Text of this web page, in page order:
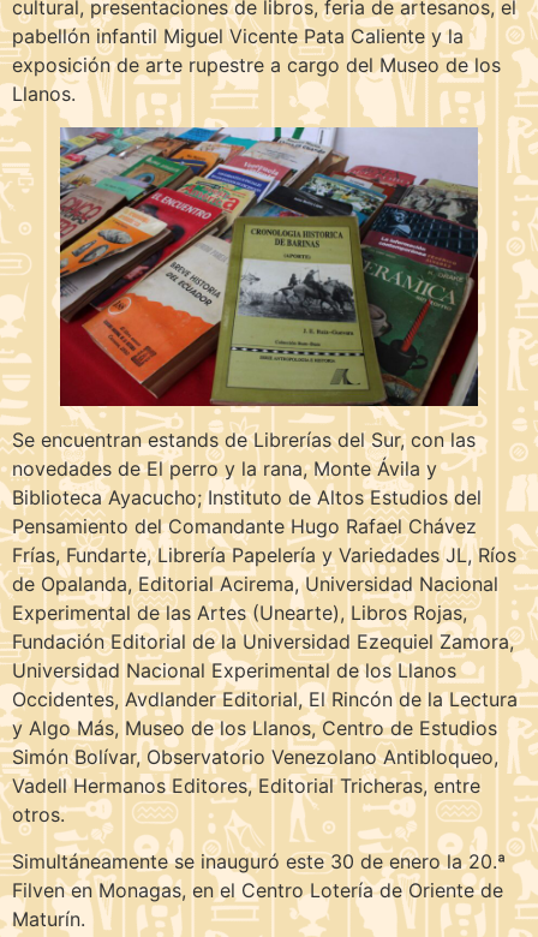
cultural, presentaciones de libros, feria de artesanos, el
pabellón infantil Miguel Vicente Pata Caliente y la
exposición de arte rupestre a cargo del Museo de los
Llanos.
Se encuentran estands de Librerías del Sur, con las
novedades de El perro y la rana, Monte Ávila y
Biblioteca Ayacucho; Instituto de Altos Estudios del
Pensamiento del Comandante Hugo Rafael Chávez
Frías, Fundarte, Librería Papelería y Variedades JL, Ríos
de Opalanda, Editorial Acirema, Universidad Nacional
Experimental de las Artes (Unearte), Libros Rojas,
Fundación Editorial de la Universidad Ezequiel Zamora,
Universidad Nacional Experimental de los Llanos
Occidentes, Avdlander Editorial, El Rincón de la Lectura
y Algo Más, Museo de los Llanos, Centro de Estudios
Simón Bolívar, Observatorio Venezolano Antibloqueo,
Vadell Hermanos Editores, Editorial Tricheras, entre
otros.
Simultáneamente se inauguró este 30 de enero la 20.ª
Filven en Monagas, en el Centro Lotería de Oriente de
Maturín.